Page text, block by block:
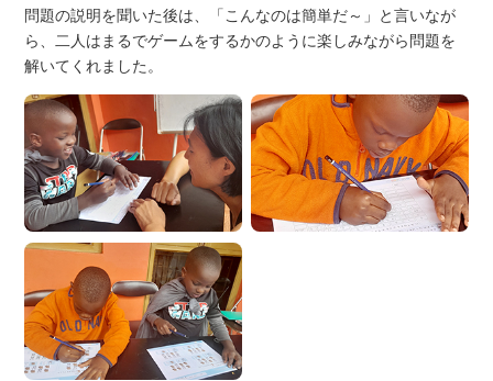
問題の説明を聞いた後は、「こんなのは簡単だ～」と言いなが
ら、二人はまるでゲームをするかのように楽しみながら問題を
解いてくれました。